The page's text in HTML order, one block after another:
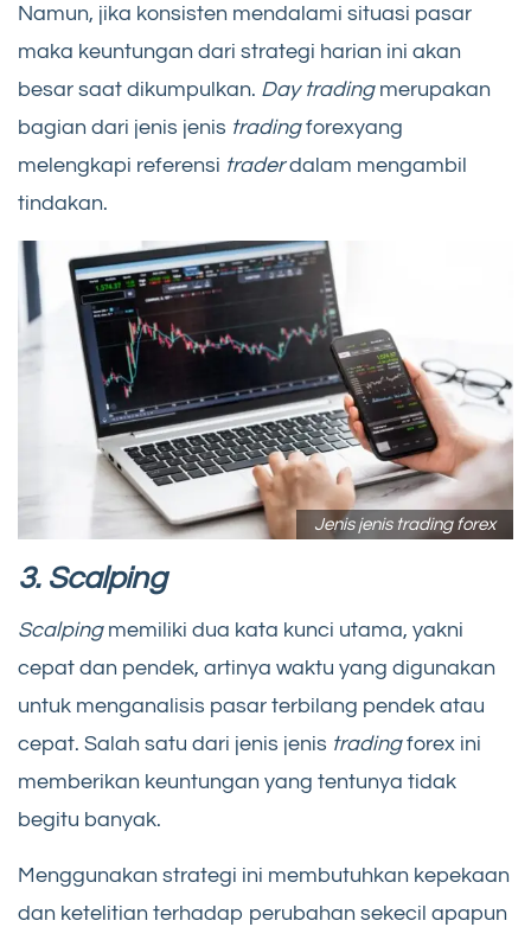
Namun, jika konsisten mendalami situasi pasar
maka keuntungan dari strategi harian ini akan
besar saat dikumpulkan. Day trading merupakan
bagian dari jenis jenis tradingforexyang
melengkapi referensi traderdalam mengambil
tindakan.
Jenis jenis trading forex
3. Scalping
Scalping memiliki dua kata kunci utama, yakni
cepat dan pendek, artinya waktu yang digunakan
untuk menganalisis pasar terbilang pendek atau
cepat. Salah satu dari jenis jenis tradingforex ini
memberikan keuntungan yang tentunya tidak
begitu banyak.
Menggunakan strategi ini membutuhkan kepekaan
dan ketelitian terhadap perubahan sekecil apapun